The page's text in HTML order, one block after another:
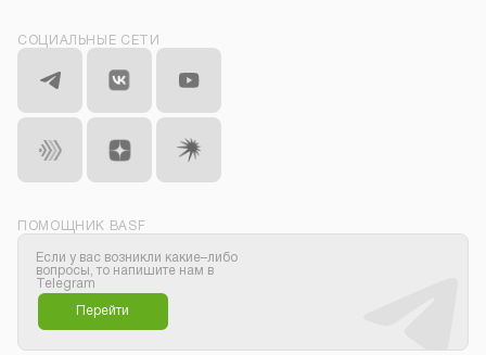
СОЦИАЛЬНЫЕ СЕТИ
ПОМОЩНИК BASF
Если у вас возникли какие–либо
вопросы, то напишите нам в
Telegram
Перейти